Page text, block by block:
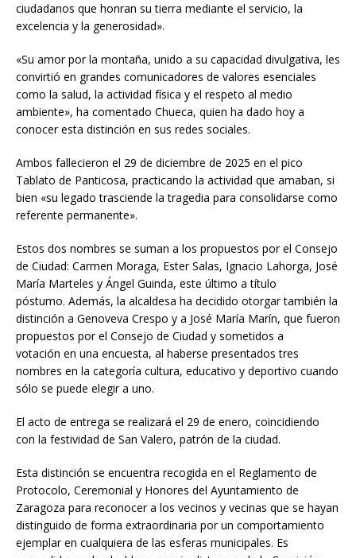
ciudadanos que honran su tierra mediante el servicio, la
excelencia y la generosidad».
«Su amor por la montaña, unido a su capacidad divulgativa, les
convirtió en grandes comunicadores de valores esenciales
como la salud, la actividad física y el respeto al medio
ambiente», ha comentado Chueca, quien ha dado hoy a
conocer esta distinción en sus redes sociales.
Ambos fallecieron el 29 de diciembre de 2025 en el pico
Tablato de Panticosa, practicando la actividad que amaban, si
bien «su legado trasciende la tragedia para consolidarse como
referente permanente».
Estos dos nombres se suman a los propuestos por el Consejo
de Ciudad: Carmen Moraga, Ester Salas, Ignacio Lahorga, José
María Marteles y Ángel Guinda, este último a título
póstumo. Además, la alcaldesa ha decidido otorgar también la
distinción a Genoveva Crespo y a José María Marín, que fueron
propuestos por el Consejo de Ciudad y sometidos a
votación en una encuesta, al haberse presentados tres
nombres en la categoría cultura, educativo y deportivo cuando
sólo se puede elegir a uno.
El acto de entrega se realizará el 29 de enero, coincidiendo
con la festividad de San Valero, patrón de la ciudad.
Esta distinción se encuentra recogida en el Reglamento de
Protocolo, Ceremonial y Honores del Ayuntamiento de
Zaragoza para reconocer a los vecinos y vecinas que se hayan
distinguido de forma extraordinaria por un comportamiento
ejemplar en cualquiera de las esferas municipales. Es